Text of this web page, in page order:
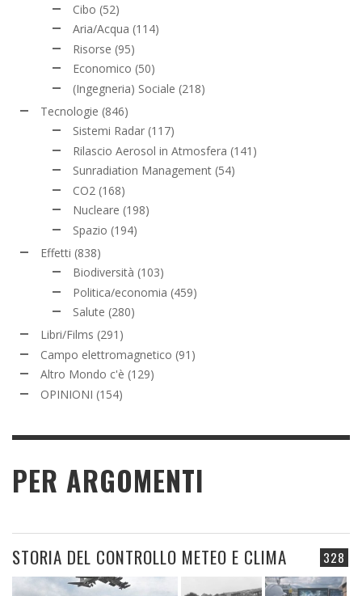
Cibo (52)
Aria/Acqua (114)
Risorse (95)
Economico (50)
(Ingegneria) Sociale (218)
Tecnologie (846)
Sistemi Radar (117)
Rilascio Aerosol in Atmosfera (141)
Sunradiation Management (54)
CO2 (168)
Nucleare (198)
Spazio (194)
Effetti (838)
Biodiversità (103)
Politica/economia (459)
Salute (280)
Libri/Films (291)
Campo elettromagnetico (91)
Altro Mondo c'è (129)
OPINIONI (154)
PER ARGOMENTI
328
STORIA DEL CONTROLLO METEO E CLIMA